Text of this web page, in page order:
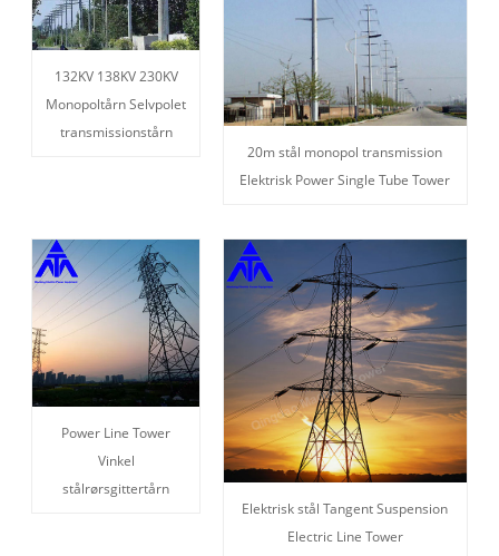
132KV 138KV 230KV
Monopoltårn Selvpolet
transmissionstårn
20m stål monopol transmission
Elektrisk Power Single Tube Tower
Power Line Tower
Vinkel
stålrørsgittertårn
Elektrisk stål Tangent Suspension
Electric Line Tower